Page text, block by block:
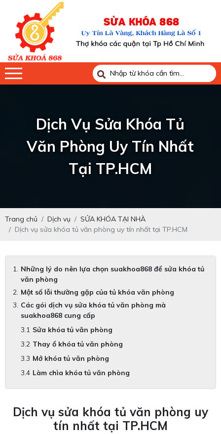
Dịch Vụ Sửa Khóa Tủ
Văn Phòng Uy Tín Nhất
Tại TP.HCM
Trang chủ Dịch vụ
SỬA KHÓA TẠI NHÀ
Dịch vụ sửa khóa tủ văn phòng uy tín nhất tại TP.HCM
Những lý do nên lựa chọn suakhoa868 để sửa khóa tủ
văn phòng
Một số lỗi thường gặp của tủ khóa văn phòng
Các gói dịch vụ sửa khóa tủ văn phòng mà
suakhoa868 cung cấp
Sửa khóa tủ văn phòng
Thay ổ khóa tủ văn phòng
Mở khóa tủ văn phòng
Làm chìa khóa tủ văn phòng
Dịch vụ sửa khóa tủ văn phòng uy
tín nhất tại TP.HCM